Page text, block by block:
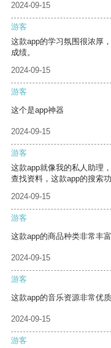
2024-09-15
游客
这款app的学习氛围很浓厚
成绩。
2024-09-15
游客
这个是app神器
2024-09-15
游客
这款app就像我的私人助理
查找资料，这款app的搜索
2024-09-15
游客
这款app的商品种类非常丰
2024-09-15
游客
这款app的音乐资源非常优
2024-09-15
游客